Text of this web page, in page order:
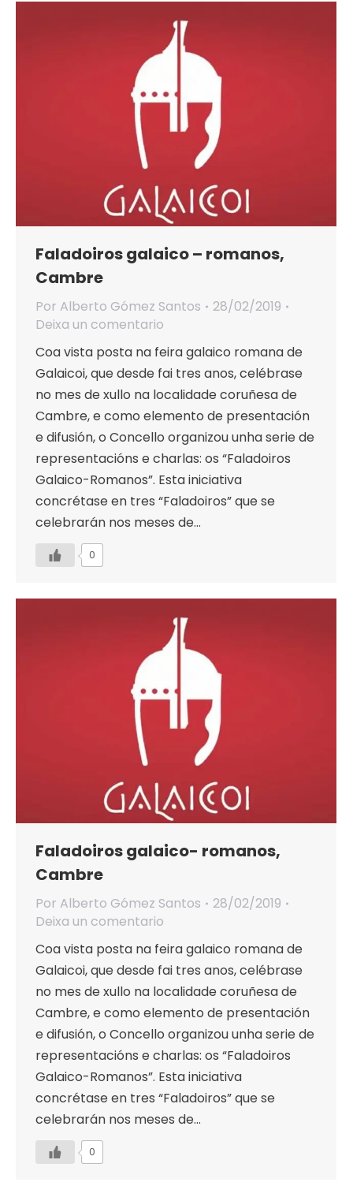
Faladoiros galaico – romanos,
Cambre
Por Alberto Gómez Santos
28/02/2019
Deixa un comentario
Coa vista posta na feira galaico romana de
Galaicoi, que desde fai tres anos, celébrase
no mes de xullo na localidade coruñesa de
Cambre, e como elemento de presentación
e difusión, o Concello organizou unha serie de
representacións e charlas: os “Faladoiros
Galaico-Romanos”. Esta iniciativa
concrétase en tres “Faladoiros” que se
celebrarán nos meses de…
0
Faladoiros galaico- romanos,
Cambre
Por Alberto Gómez Santos
28/02/2019
Deixa un comentario
Coa vista posta na feira galaico romana de
Galaicoi, que desde fai tres anos, celébrase
no mes de xullo na localidade coruñesa de
Cambre, e como elemento de presentación
e difusión, o Concello organizou unha serie de
representacións e charlas: os “Faladoiros
Galaico-Romanos”. Esta iniciativa
concrétase en tres “Faladoiros” que se
celebrarán nos meses de…
0